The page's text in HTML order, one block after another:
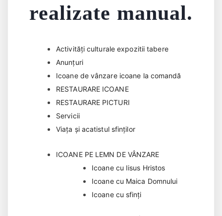
realizate manual.
Activități culturale expozitii tabere
Anunțuri
Icoane de vânzare icoane la comandă
RESTAURARE ICOANE
RESTAURARE PICTURI
Servicii
Viața și acatistul sfinților
ICOANE PE LEMN DE VÂNZARE
Icoane cu Iisus Hristos
Icoane cu Maica Domnului
Icoane cu sfinți